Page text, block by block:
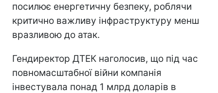
посилює енергетичну безпеку, роблячи
критично важливу інфраструктуру менш
вразливою до атак.
Гендиректор ДТЕК наголосив, що під час
повномасштабної війни компанія
інвестувала понад 1 млрд доларів в